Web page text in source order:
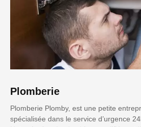
Plomberie
Plomberie Plomby, est une petite
spécialisée dans le service d’urgence